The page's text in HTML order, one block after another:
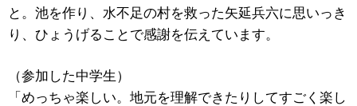
と。池を作り、水不足の村を救った矢延兵六に思いっき
り、ひょうげることで感謝を伝えています。
（参加した中学生）
「めっちゃ楽しい。地元を理解できたりしてすごく楽し